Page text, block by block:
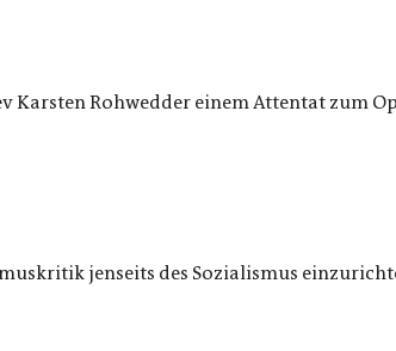
Karsten Rohwedder einem Attentat zum
jenseits des Sozialismus